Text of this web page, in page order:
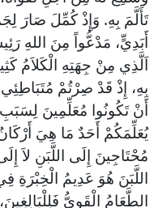
تَأَلَّمَ بِهِ. وَإِذْ كُمِّلَ صَارَ
أَبَدِيٍّ، مَدْعُّواً مِنَ اللهِ
اَلَّذِي مِنْ جِهَتِهِ الْكَلاَمُ
بِهِ، إِذْ قَدْ صِرْتُمْ
أَنْ تَكُونُوا مُعَلِّمِينَ
يُعَلِّمَكُمْ أَحَدٌ مَا هِيَ
مُحْتَاجِينَ إِلَى اللَّبَنِ لاَ
اللَّبَنَ هُوَ عَدِيمُ الْخِبْرَةِ
الطَّعَامُ الْقَوِيُّ